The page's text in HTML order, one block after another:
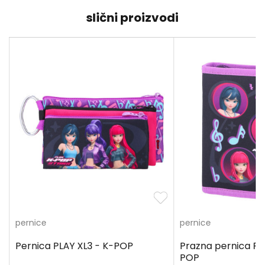
slični proizvodi
pernice
Pernica PLAY XL3 - K-POP
pernice
Prazna pernica
POP